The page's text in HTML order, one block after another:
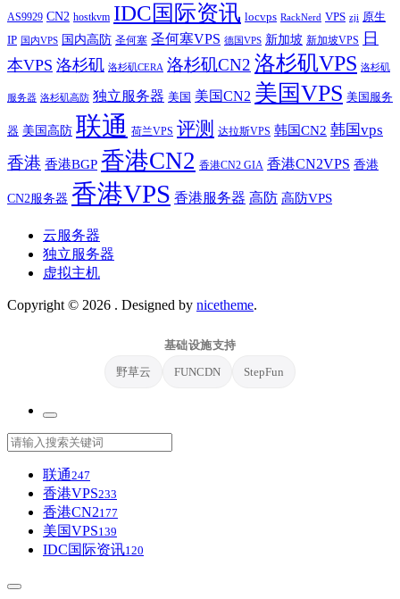
AS9929 CN2 hostkvm IDC国际资讯 locvps RackNerd VPS zji 原生
IP 国内VPS 国内高防 圣何塞 圣何塞VPS 德国VPS 新加坡 新加坡VPS
日
本VPS 洛杉矶 洛杉矶CERA 洛杉矶CN2 洛杉矶VPS 洛杉矶
服务器 洛杉矶高防 独立服务器 美国 美国CN2 美国VPS 美国服务
器 美国高防 联通 荷兰VPS 评测 达拉斯VPS 韩国CN2 韩国vps
香港 香港BGP 香港CN2 香港CN2 GIA 香港CN2VPS 香港
CN2服务器 香港VPS 香港服务器 高防 高防VPS
云服务器
独立服务器
虚拟主机
Copyright © 2026 . Designed by nicetheme.
基础设施支持
野草云
FUNCDN StepFun
联通247
香港VPS233
香港CN2177
美国VPS139
IDC国际资讯120